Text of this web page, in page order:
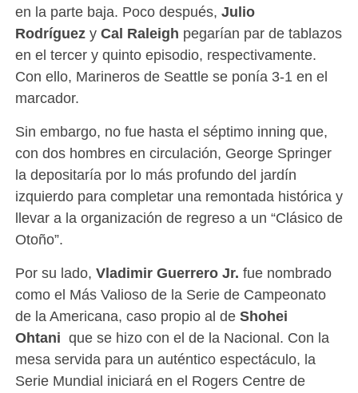
en la parte baja. Poco después, Julio
Rodríguezy Cal Raleigh pegarían par de tablazos
en el tercer y quinto episodio, respectivamente.
Con ello, Marineros de Seattle se ponía 3-1 en el
marcador.
Sin embargo, no fue hasta el séptimo inning que,
con dos hombres en circulación, George Springer
la depositaría por lo más profundo del jardín
izquierdo para completar una remontada histórica y
llevar a la organización de regreso a un “Clásico de
Otoño”.
Por su lado, Vladimir Guerrero Jr. fue nombrado
como el Más Valioso de la Serie de Campeonato
de la Americana, caso propio al de Shohei
Ohtani que se hizo con el de la Nacional. Con la
mesa servida para un auténtico espectáculo, la
Serie Mundial iniciará en el Rogers Centre de